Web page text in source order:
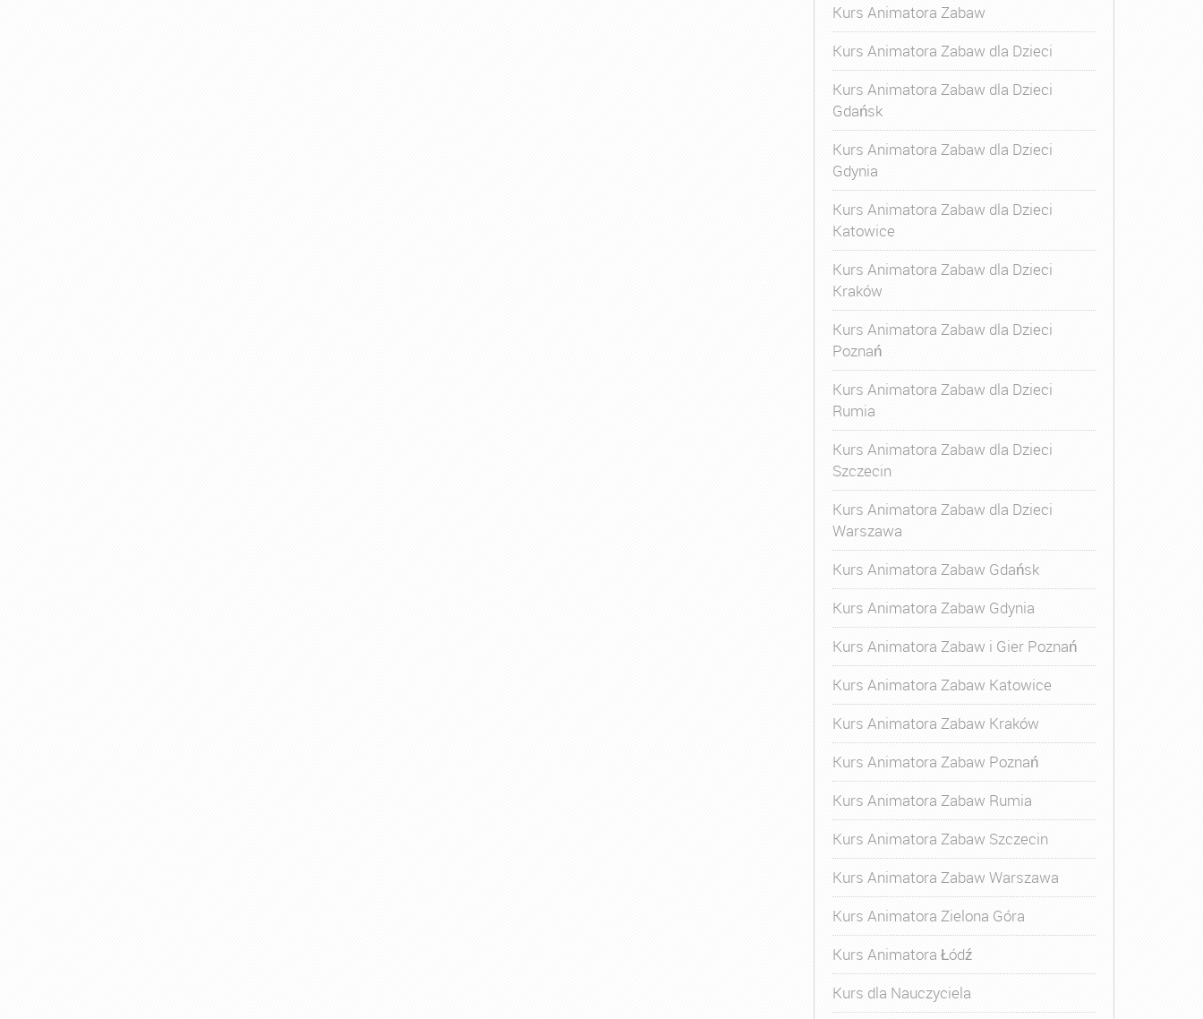
Kurs Animatora Zabaw
Kurs Animatora Zabaw dla Dzieci
Kurs Animatora Zabaw dla Dzieci
Gdańsk
Kurs Animatora Zabaw dla Dzieci
Gdynia
Kurs Animatora Zabaw dla Dzieci
Katowice
Kurs Animatora Zabaw dla Dzieci
Kraków
Kurs Animatora Zabaw dla Dzieci
Poznań
Kurs Animatora Zabaw dla Dzieci
Rumia
Kurs Animatora Zabaw dla Dzieci
Szczecin
Kurs Animatora Zabaw dla Dzieci
Warszawa
Kurs Animatora Zabaw Gdańsk
Kurs Animatora Zabaw Gdynia
Kurs Animatora Zabaw i Gier Poznań
Kurs Animatora Zabaw Katowice
Kurs Animatora Zabaw Kraków
Kurs Animatora Zabaw Poznań
Kurs Animatora Zabaw Rumia
Kurs Animatora Zabaw Szczecin
Kurs Animatora Zabaw Warszawa
Kurs Animatora Zielona Góra
Kurs Animatora Łódź
Kurs dla Nauczyciela